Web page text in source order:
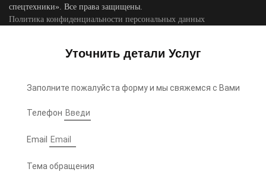
спецтехники». Все права защищены.
Политика конфиденциальности персональных данных
Уточнить детали Услуг
Заполните пожалуйста форму и мы свяжемся с Вами
Телефон
Email
Тема обращения